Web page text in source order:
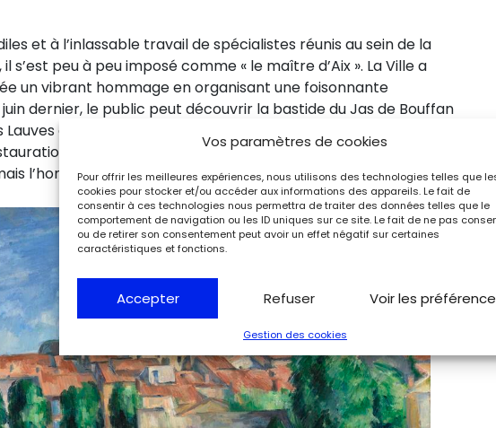
Vos paramètres de cookies
Pour offrir les meilleures expériences, nous utilisons des technologies telles que
cookies pour stocker et/ou accéder aux informations des appareils. Le fait de
consentir à ces technologies nous permettra de traiter des données telles que le
comportement de navigation ou les ID uniques sur ce site. Le fait de ne pas
ou de retirer son consentement peut avoir un effet négatif sur certaines
caractéristiques et fonctions.
Accepter Refuser Voir les
Gestion des cookies
et à l’inlassable travail de spécialistes réunis au sein de la
, il s’est peu à peu imposé comme « le maître d’Aix ». La Ville a
un vibrant hommage en organisant une foisonnante
dernier, le public peut découvrir la bastide du Jas de Bouffan
où le maître a passé les dernières années de sa vie ;
se poursuivra jusqu’en 2026 et qui permettent
l’homme et son œuvre.